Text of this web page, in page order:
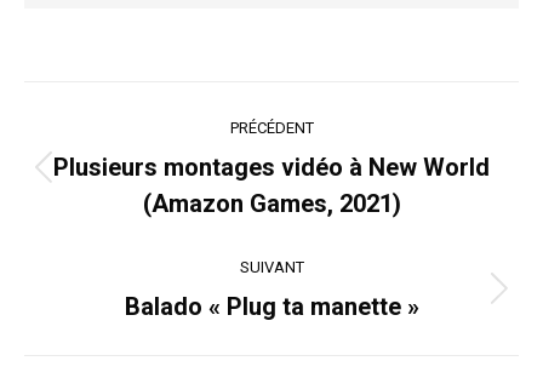
article
PRÉCÉDENT
Article
précédent
Plusieurs montages vidéo à New World
(Amazon Games, 2021)
SUIVANT
Article
Balado « Plug ta manette »